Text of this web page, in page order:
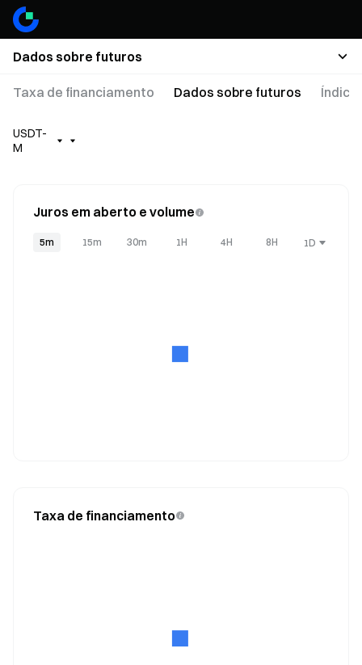
Dados sobre futuros
Taxa de financiamento Dados sobre futuros Índice
USDT-
M
Juros em aberto e volume
5m 15m 30m 1H 4H 8H 1D
Taxa de financiamento